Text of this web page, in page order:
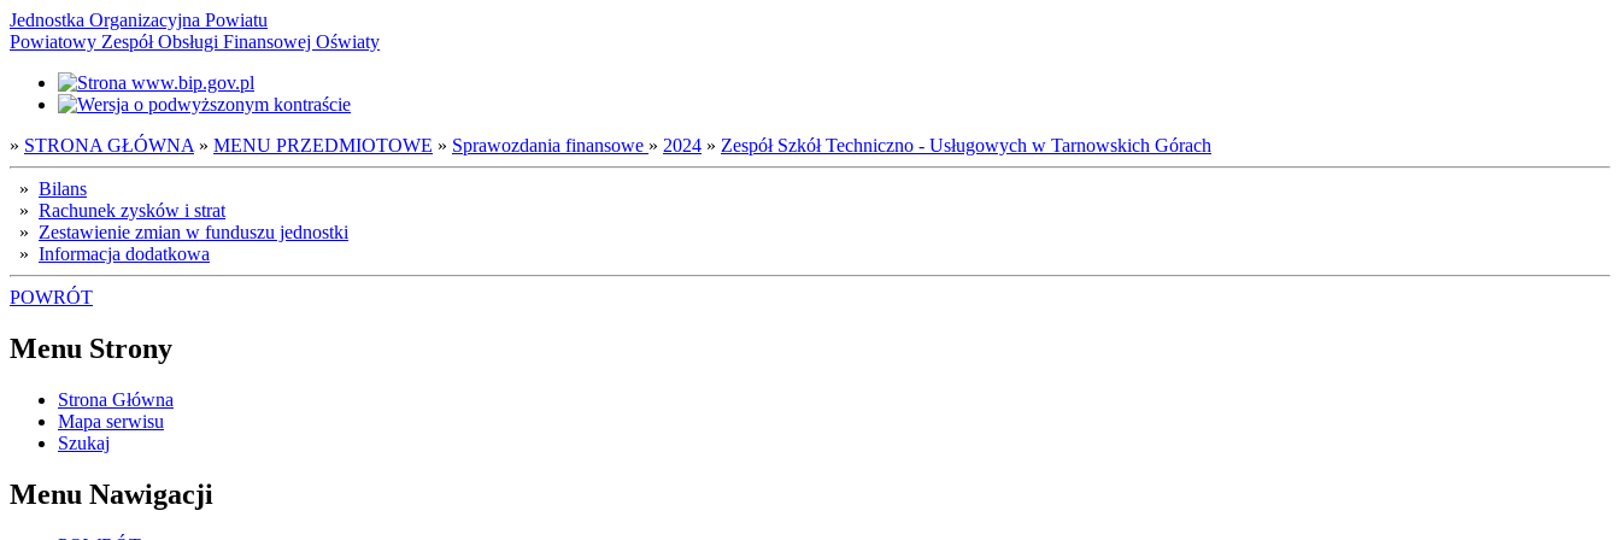
Jednostka Organizacyjna Powiatu
Powiatowy Zespół Obsługi Finansowej Oświaty
» STRONA GŁÓWNA » MENU PRZEDMIOTOWE » Sprawozdania finansowe » 2024 » Zespół Szkół Techniczno - Usługowych w Tarnowskich Górach
» Bilans
» Rachunek zysków i strat
» Zestawienie zmian w funduszu jednostki
» Informacja dodatkowa
POWRÓT
Menu Strony
Strona Główna
Mapa serwisu
Szukaj
Menu Nawigacji